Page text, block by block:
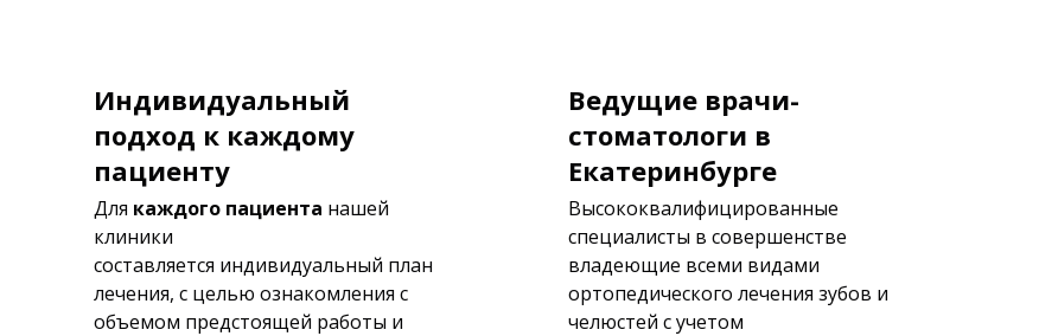
Индивидуальный
подход к каждому
пациенту
Для каждого пациента нашей
клиники
составляется индивидуальный план
лечения, с целью ознакомления с
объемом предстоящей работы и
Ведущие врачи-
стоматологи в
Екатеринбурге
Высококвалифицированные
специалисты в совершенстве
владеющие всеми видами
ортопедического лечения зубов и
челюстей с учетом